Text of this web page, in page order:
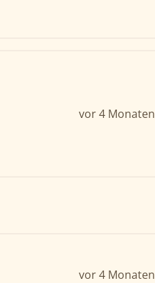
vor 4 Monaten
vor 4 Monaten